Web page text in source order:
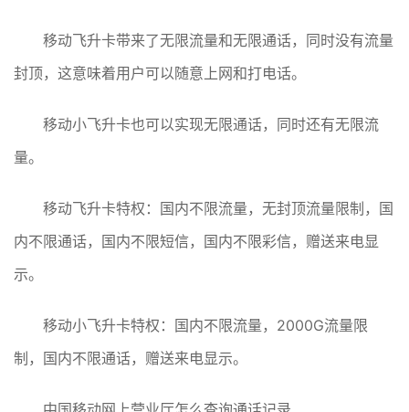
移动飞升卡带来了无限流量和无限通话，同时没有流量
封顶，这意味着用户可以随意上网和打电话。
移动小飞升卡也可以实现无限通话，同时还有无限流
量。
移动飞升卡特权：国内不限流量，无封顶流量限制，国
内不限通话，国内不限短信，国内不限彩信，赠送来电显
示。
移动小飞升卡特权：国内不限流量，2000G流量限
制，国内不限通话，赠送来电显示。